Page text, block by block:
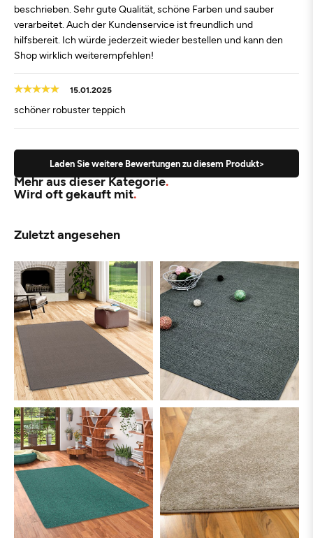
beschrieben. Sehr gute Qualität, schöne Farben und sauber
verarbeitet. Auch der Kundenservice ist freundlich und
hilfsbereit. Ich würde jederzeit wieder bestellen und kann den
Shop wirklich weiterempfehlen!
15.01.2025
schöner robuster teppich
Laden Sie weitere Bewertungen zu diesem Produkt>
Mehr aus dieser Kategorie
Wird oft gekauft mit
Zuletzt angesehen